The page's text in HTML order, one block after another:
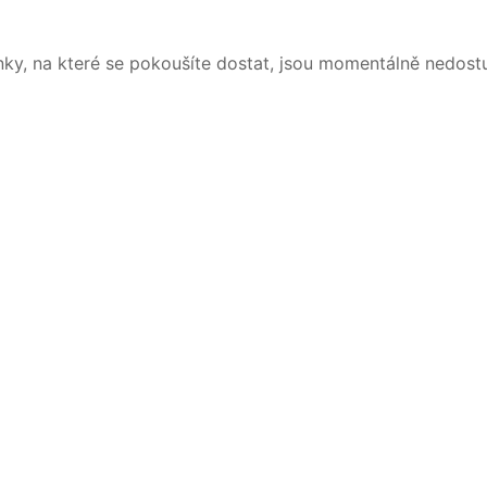
na které se pokoušíte dostat, jsou momentálně